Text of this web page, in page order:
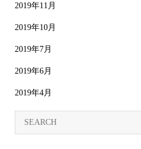
2019年11月
2019年10月
2019年7月
2019年6月
2019年4月